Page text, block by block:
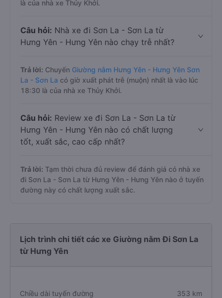
là của nhà xe Thủy Khởi.
Câu hỏi: Nhà xe đi Sơn La - Sơn La từ
Hưng Yên - Hưng Yên nào chạy trễ nhất?
Trả lời: Chuyến Giường nằm Hưng Yên - Hưng Yên Sơn
La - Sơn La có giờ xuất phát trễ (muộn) nhất là vào lúc
18:30 là của nhà xe Thủy Khởi.
Câu hỏi: Review xe đi Sơn La - Sơn La từ
Hưng Yên - Hưng Yên nào có chất lượng
tốt, xuất sắc, cao cấp nhất?
Trả lời: Tạm thời chưa đủ review để đánh giá có nhà xe
đi Sơn La - Sơn La từ Hưng Yên - Hưng Yên nào ở tuyến
đường này có chất lượng xuất sắc.
Lịch trình chi tiết các xe Giường nằm Đi Sơn La
từ Hưng Yên
Chiều dài tuyến đường 353 km